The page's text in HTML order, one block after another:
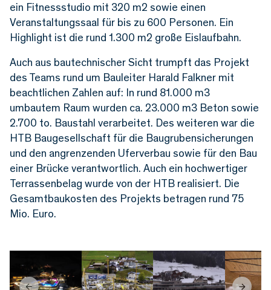
ein Fitnessstudio mit 320 m2 sowie einen
Veranstaltungssaal für bis zu 600 Personen. Ein
Highlight ist die rund 1.300 m2 große Eislaufbahn.
Auch aus bautechnischer Sicht trumpft das Projekt
des Teams rund um Bauleiter Harald Falkner mit
beachtlichen Zahlen auf: In rund 81.000 m3
umbautem Raum wurden ca. 23.000 m3 Beton sowie
2.700 to. Baustahl verarbeitet. Des weiteren war die
HTB Baugesellschaft für die Baugrubensicherungen
und den angrenzenden Uferverbau sowie für den Bau
einer Brücke verantwortlich. Auch ein hochwertiger
Terrassenbelag wurde von der HTB realisiert. Die
Gesamtbaukosten des Projekts betragen rund 75
Mio. Euro.